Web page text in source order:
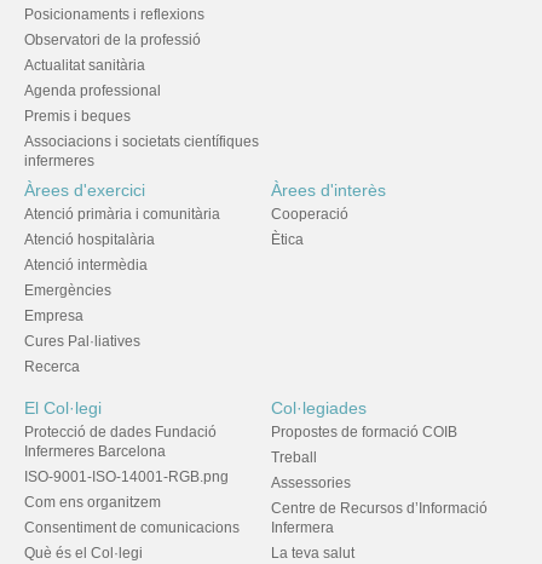
Posicionaments i reflexions
Observatori de la professió
Actualitat sanitària
Agenda professional
Premis i beques
Associacions i societats científiques
infermeres
Àrees d'exercici
Atenció primària i comunitària
Atenció hospitalària
Atenció intermèdia
Emergències
Empresa
Cures Pal·liatives
Recerca
Àrees d'interès
Cooperació
Ètica
El Col·legi
Protecció de dades Fundació
Infermeres Barcelona
ISO-9001-ISO-14001-RGB.png
Com ens organitzem
Consentiment de comunicacions
Què és el Col·legi
Col·legiades
Propostes de formació COIB
Treball
Assessories
Centre de Recursos d’Informació
Infermera
La teva salut